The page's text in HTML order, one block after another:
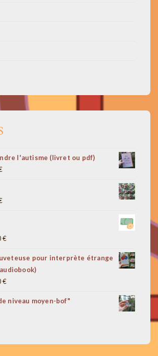
l'autisme (livret ou pdf)
Plage
1,00 €
Plage
1,00 €
3,00 €
€Plage
prix :
1,00 €
à
20,00 €
pour interprète étrange
€Plage
prix :
niveau moyen-bof"